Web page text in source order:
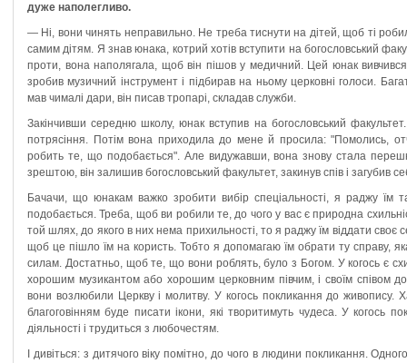
дуже наполегливо.
— Ні, вони чинять неправильно. Не треба тиснути на дітей, щоб ті
самим дітям. Я знав юнака, котрий хотів вступити на богословський
проти, вона наполягала, щоб він пішов у медичний. Цей юнак вивчився
зробив музичний інструмент і підбирав на ньому церковні голоси.
мав чималі дари, він писав тропарі, складав служби.
Закінчивши середню школу, юнак вступив на богословський
потрясіння. Потім вона приходила до мене й просила: "Помолись,
робить те, що подобається". Але видужавши, вона знову стала
зрештою, він залишив богословський факультет, закинув спів і загубив
Бачачи, що юнакам важко зробити вибір спеціальності, я раджу їм
подобається. Треба, щоб ви робили те, до чого у вас є природна
той шлях, до якого в них нема прихильності, то я раджу їм віддати своє
щоб це пішло їм на користь. Тобто я допомагаю їм обрати ту справу,
силам. Достатньо, щоб те, що вони роблять, було з Богом. У когось є
хорошим музикантом або хорошим церковним півчим, і своїм співом
вони возлюбили Церкву і молитву. У когось покликання до живопису.
благоговінням буде писати ікони, які творитимуть чудеса. У когось
діяльності і трудиться з любочестям.
І дивіться: з дитячого віку помітно, до чого в людини покликання.